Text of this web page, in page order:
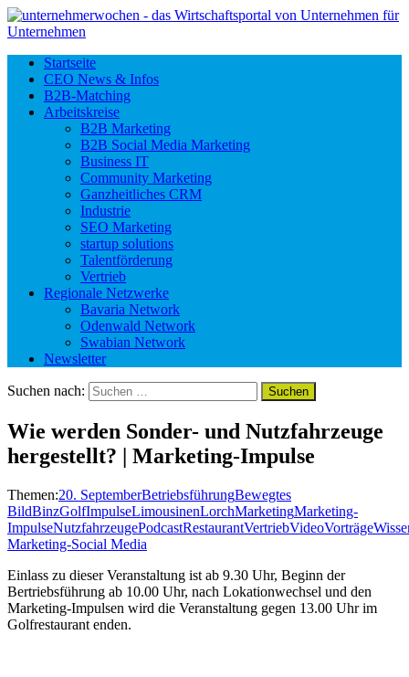
Startseite
CEO News & Infos
B2B-Matching
Arbeitskreise
B2B Marketing
B2B Social Media Marketing
Business IT
Community Marketing
Ganzheitliches CRM
Industrie
SEO Marketing
startup solutions
Talentförderung
Vertrieb
Regionale Netzwerke
Bavaria Network
Odenwald Network
Swabian Network
Newsletter
Suchen nach:
Wie werden Sonder- und Nutzfahrzeuge
hergestellt? | Marketing-Impulse
Themen:20. SeptemberBetriebsführungBewegtes
BildBinzGolfImpulseLimousinenLorchMarketingMarketing-
ImpulseNutzfahrzeugePodcastRestaurantVertriebVideoVorträge
Marketing-Social Media
Einlass zu dieser Veranstaltung ist ab 9.30 Uhr, Beginn der
Bertriebsführung ab 10.00 Uhr, nach Lokationwechsel und den
Marketing-Impulsen wird die Veranstaltung gegen 13.00 Uhr im
Golfrestaurant enden.